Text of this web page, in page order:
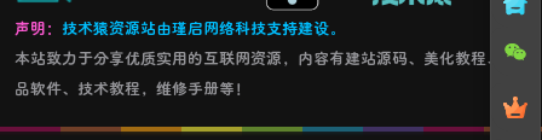
声明： 技术猿资源站由瑾启网络科技支持建设。
本站致力于分享优质实用的互联网资源，内容有建站源码、美化教程、精
品软件、技术教程，维修手册等！